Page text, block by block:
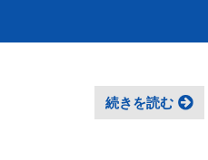
続きを読む